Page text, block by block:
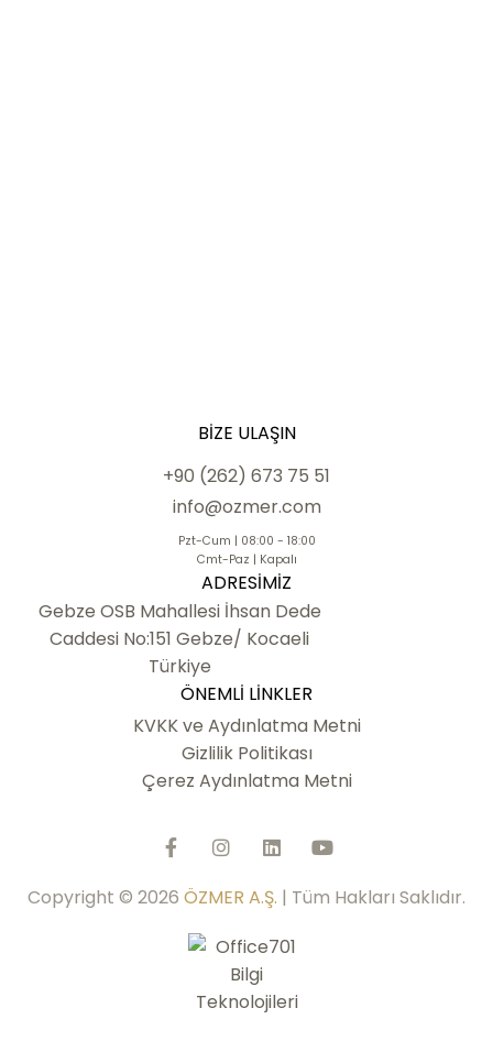
BIZE ULAŞIN
+90 (262) 673 75 51
info@ozmer.com
Pzt-Cum | 08:00 - 18:00
Cmt-Paz | Kapalı
ADRESIMIZ
Gebze OSB Mahallesi İhsan Dede
Caddesi No:151 Gebze/ Kocaeli
Türkiye
ÖNEMLI LINKLER
KVKK ve Aydınlatma Metni
Gizlilik Politikası
Çerez Aydınlatma Metni
Copyright © 2026 ÖZMER A.Ş. | Tüm Hakları Saklıdır.